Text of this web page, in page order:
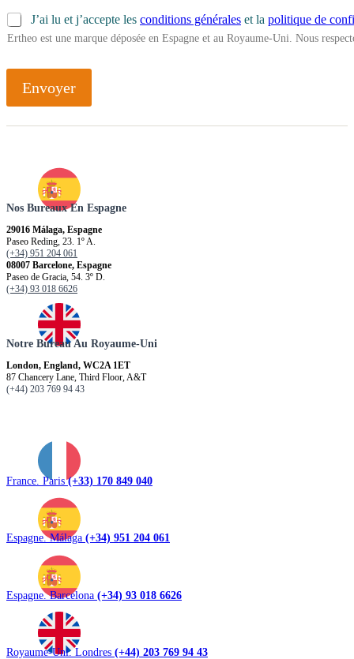
J’ai lu et j’accepte les conditions générales et la politique de
Ertheo est une marque déposée en Espagne et au Royaume-Uni. Nous
Envoyer
Nos Bureaux En Espagne
29016 Málaga, Espagne
Paseo Reding, 23. 1º A.
(+34) 951 204 061
08007 Barcelone, Espagne
Paseo de Gracia, 54. 3º D.
(+34) 93 018 6626
Notre Bureau Au Royaume-Uni
London, England, WC2A 1ET
87 Chancery Lane, Third Floor, A&T
(+44) 203 769 94 43
France. Paris(+33) 170 849 040
Espagne. Málaga (+34) 951 204 061
Espagne. Barcelona (+34) 93 018 6626
Royaume-Uni. Londres (+44) 203 769 94 43